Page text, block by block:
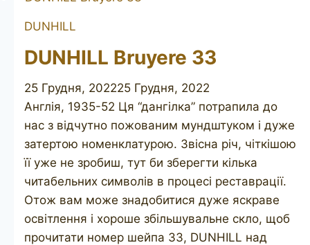
DUNHILL
DUNHILL Bruyere 33
25 Грудня, 202225 Грудня, 2022
Англія, 1935-52 Ця “дангілка” потрапила до
нас з відчутно пожованим мундштуком і дуже
затертою номенклатурою. Звісна річ, чіткішою
її уже не зробиш, тут би зберегти кілька
читабельних символів в процесі реставрації.
Отож вам може знадобитися дуже яскраве
освітлення і хороше збільшувальне скло, щоб
прочитати номер шейпа 33, DUNHILL над